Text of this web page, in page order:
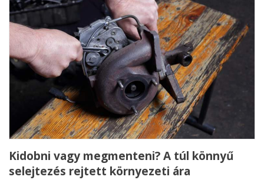
Kidobni vagy megmenteni? A túl könnyű
selejtezés rejtett környezeti ára